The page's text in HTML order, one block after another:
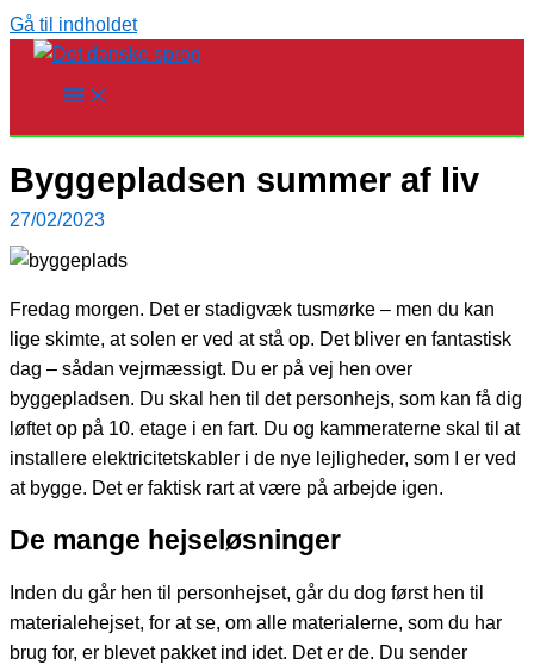
Gå til indholdet
Byggepladsen summer af liv
27/02/2023
Fredag morgen. Det er stadigvæk tusmørke – men du kan
lige skimte, at solen er ved at stå op. Det bliver en fantastisk
dag – sådan vejrmæssigt. Du er på vej hen over
byggepladsen. Du skal hen til det personhejs, som kan få dig
løftet op på 10. etage i en fart. Du og kammeraterne skal til at
installere elektricitetskabler i de nye lejligheder, som I er ved
at bygge. Det er faktisk rart at være på arbejde igen.
De mange hejseløsninger
Inden du går hen til personhejset, går du dog først hen til
materialehejset, for at se, om alle materialerne, som du har
brug for, er blevet pakket ind idet. Det er de. Du sender